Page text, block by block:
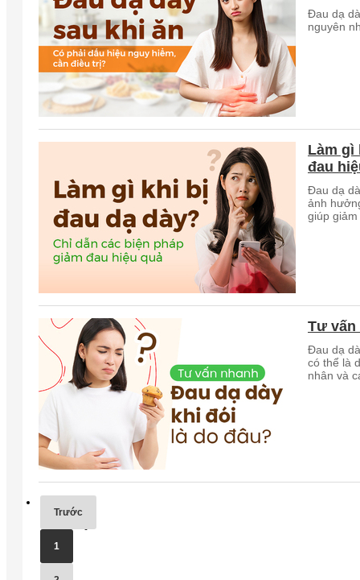
Đau dạ
nguyên
Làm gì
đau
Đau dạ
ảnh
giúp
Tư vấn
Đau dạ
có thể là
nhân và
Trước
1